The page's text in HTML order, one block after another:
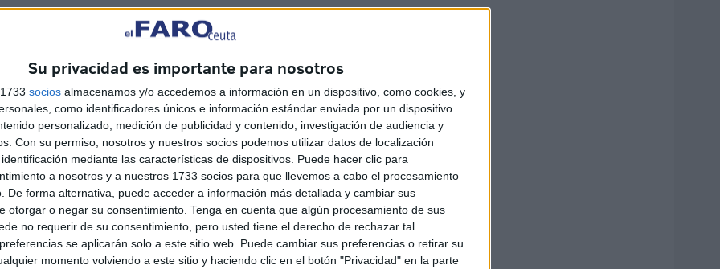
Su privacidad es importante para nosotros
socios almacenamos y/o accedemos a información en un dispositivo, como cookies, y
como identificadores únicos e información estándar enviada por un dispositivo
personalizado, medición de publicidad y contenido, investigación de audiencia y
Con su permiso, nosotros y nuestros socios podemos utilizar datos de localización
mediante las características de dispositivos. Puede hacer clic para
a nosotros y a nuestros 1733 socios para que llevemos a cabo el procesamiento
De forma alternativa, puede acceder a información más detallada y cambiar sus
otorgar o negar su consentimiento. Tenga en cuenta que algún procesamiento de sus
no requerir de su consentimiento, pero usted tiene el derecho de rechazar tal
se aplicarán solo a este sitio web. Puede cambiar sus preferencias o retirar su
momento volviendo a este sitio y haciendo clic en el botón "Privacidad" en la parte
se implantó en 2006, hasta el año 2023 no se
18 años hasta que se ha hecho efectiva”, ha
ha expresado, “la falta de consideración y
que incluso entregan su vida”, ha
política han “denunciado constantemente